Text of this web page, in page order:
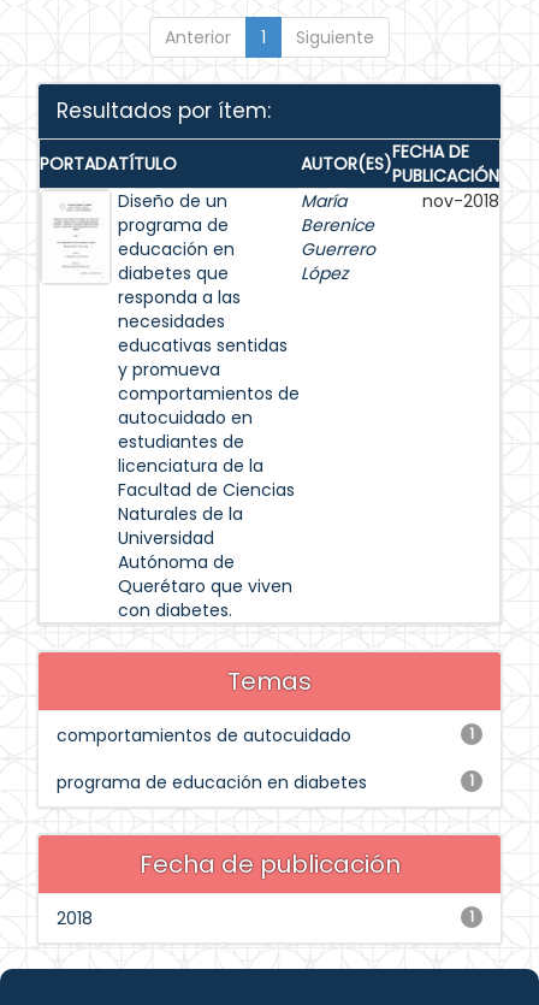
Anterior 1 Siguiente
Resultados por ítem:
PORTADATÍTULO AUTOR(ES)FECHA DE
PUBLICACIÓN
Diseño de un
programa de
educación en
diabetes que
responda a las
necesidades
educativas sentidas
y promueva
comportamientos de
autocuidado en
estudiantes de
licenciatura de la
Facultad de Ciencias
Naturales de la
Universidad
Autónoma de
Querétaro que viven
con diabetes.
María
Berenice
Guerrero
López
nov-2018
Temas
1
comportamientos de autocuidado
1
programa de educación en diabetes
Fecha de publicación
1
2018